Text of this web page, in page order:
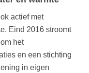
actief met
Eind 2016 stroomt
het
en een stichting
in eigen